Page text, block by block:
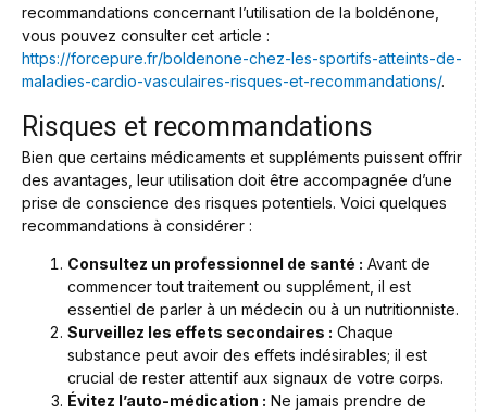
recommandations concernant l’utilisation de la boldénone,
vous pouvez consulter cet article :
https://forcepure.fr/boldenone-chez-les-sportifs-atteints-de-
maladies-cardio-vasculaires-risques-et-recommandations/.
Risques et recommandations
Bien que certains médicaments et suppléments puissent offrir
des avantages, leur utilisation doit être accompagnée d’une
prise de conscience des risques potentiels. Voici quelques
recommandations à considérer :
Consultez un professionnel de santé : Avant de
commencer tout traitement ou supplément, il est
essentiel de parler à un médecin ou à un nutritionniste.
Surveillez les effets secondaires : Chaque
substance peut avoir des effets indésirables; il est
crucial de rester attentif aux signaux de votre corps.
Évitez l’auto-médication : Ne jamais prendre de